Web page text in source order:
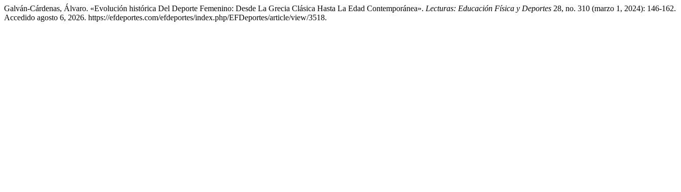
Galván-Cárdenas, Álvaro. «Evolución histórica Del Deporte Femenino: Desde La Grecia Clásica Hasta La Edad Contemporánea». Lecturas: Educación Física y Deportes 28, no. 310 (marzo 1, 2024): 146-162.
Accedido agosto 6, 2026. https://efdeportes.com/efdeportes/index.php/EFDeportes/article/view/3518.